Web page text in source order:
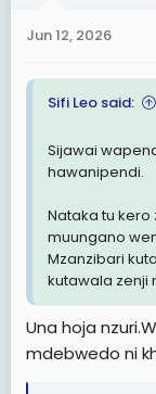
s
Jun 12, 2026
Sifi Leo said:
Sijawai
hawanipendi.
Nataka tu kero
muungano
Mzanzibari
kutawala zenji
Una hoja
mdebwedo ni